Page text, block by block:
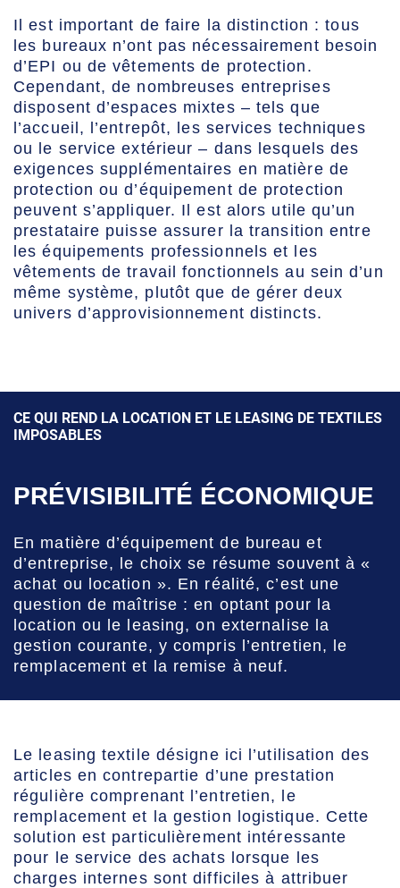
Il est important de faire la distinction : tous
les bureaux n’ont pas nécessairement besoin
d’EPI ou de vêtements de protection.
Cependant, de nombreuses entreprises
disposent d’espaces mixtes – tels que
l’accueil, l’entrepôt, les services techniques
ou le service extérieur – dans lesquels des
exigences supplémentaires en matière de
protection ou d’équipement de protection
peuvent s’appliquer. Il est alors utile qu’un
prestataire puisse assurer la transition entre
les équipements professionnels et les
vêtements de travail fonctionnels au sein d’un
même système, plutôt que de gérer deux
univers d’approvisionnement distincts.
CE QUI REND LA LOCATION ET LE LEASING DE TEXTILES
IMPOSABLES
PRÉVISIBILITÉ ÉCONOMIQUE
En matière d’équipement de bureau et
d’entreprise, le choix se résume souvent à «
achat ou location ». En réalité, c’est une
question de maîtrise : en optant pour la
location ou le leasing, on externalise la
gestion courante, y compris l’entretien, le
remplacement et la remise à neuf.
Le leasing textile désigne ici l’utilisation des
articles en contrepartie d’une prestation
régulière comprenant l’entretien, le
remplacement et la gestion logistique. Cette
solution est particulièrement intéressante
pour le service des achats lorsque les
charges internes sont difficiles à attribuer